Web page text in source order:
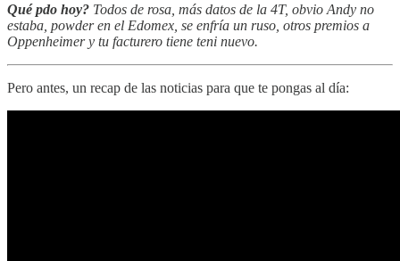
Qué pdo hoy? Todos de rosa, más datos de la 4T, obvio Andy no
estaba, powder en el Edomex, se enfría un ruso, otros premios a
Oppenheimer y tu facturero tiene teni nuevo.
Pero antes, un recap de las noticias para que te pongas al día: